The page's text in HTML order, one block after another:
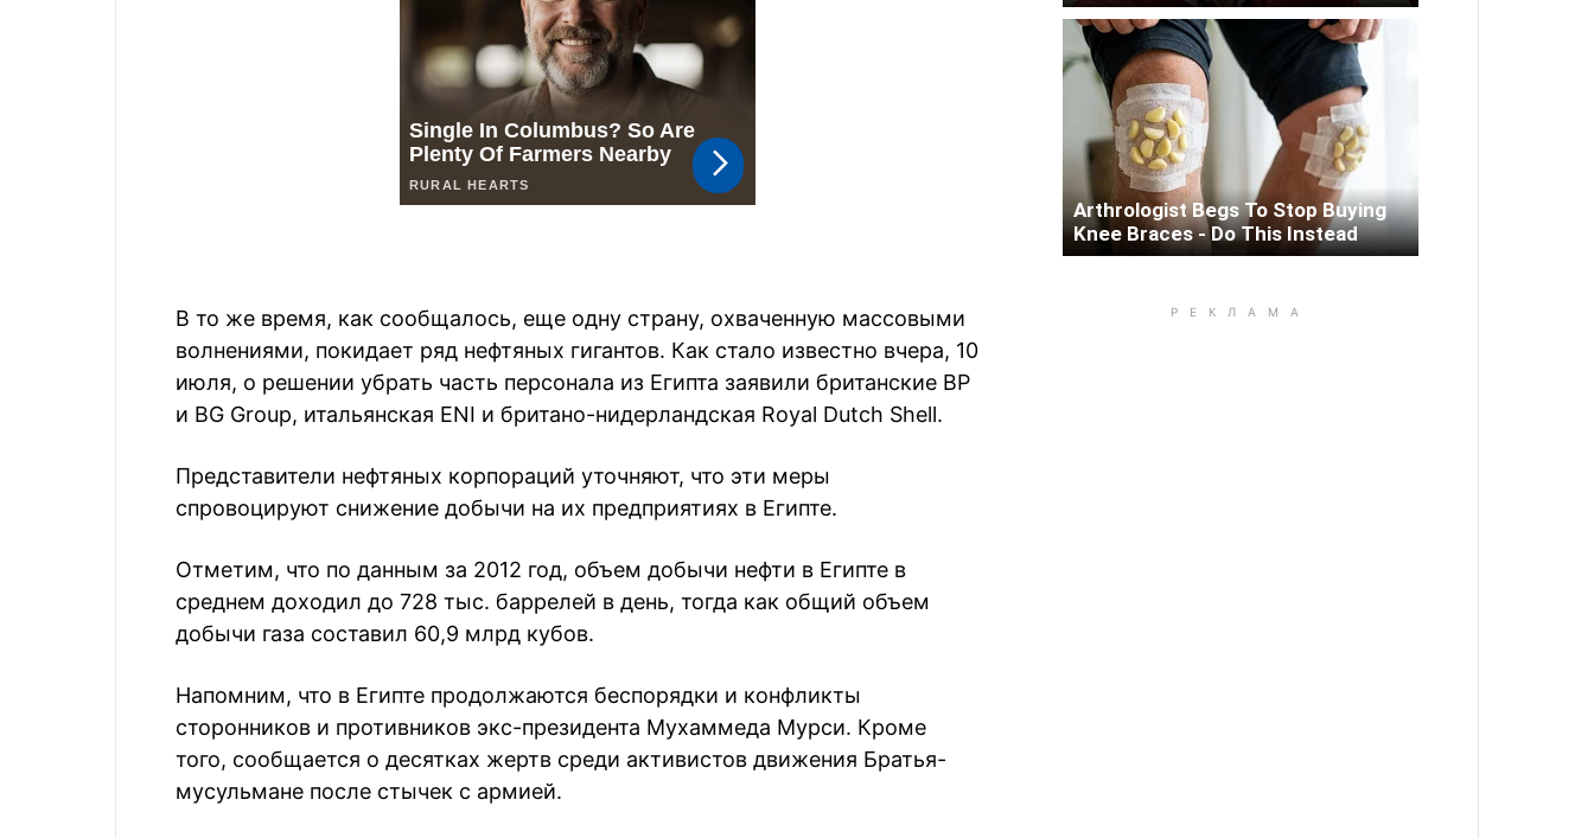
В то же время, как сообщалось, еще одну страну, охваченную массовыми
волнениями, покидает ряд нефтяных гигантов. Как стало известно вчера, 10
июля, о решении убрать часть персонала из Египта заявили британские BP
и BG Group, итальянская ENI и британо-нидерландская Royal Dutch Shell.
Представители нефтяных корпораций уточняют, что эти меры
спровоцируют снижение добычи на их предприятиях в Египте.
Отметим, что по данным за 2012 год, объем добычи нефти в Египте в
среднем доходил до 728 тыс. баррелей в день, тогда как общий объем
добычи газа составил 60,9 млрд кубов.
Напомним, что в Египте продолжаются беспорядки и конфликты
сторонников и противников экс-президента Мухаммеда Мурси. Кроме
того, сообщается о десятках жертв среди активистов движения Братья-
мусульмане после стычек с армией.